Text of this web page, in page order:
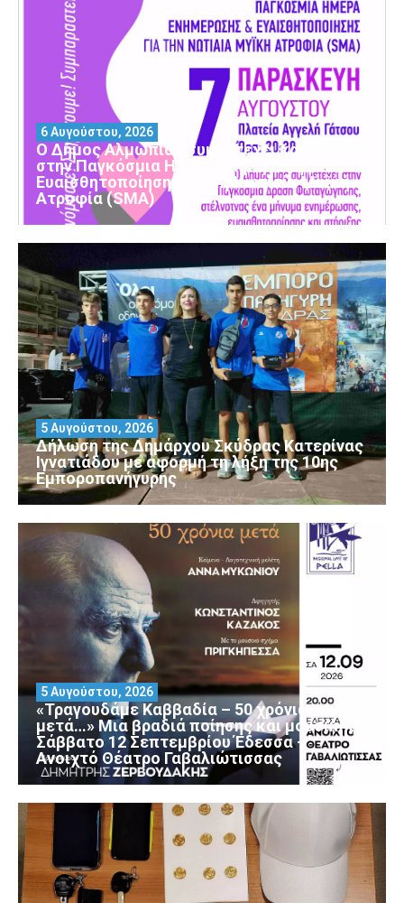
Ο Δήμος Αλμωπίας συμμετέχει και φέτος
στην Παγκόσμια Ημέρα Ενημέρωσης και
Ευαισθητοποίησης για τη Νωτιαία Μυϊκή
Ατροφία (SMA)
6 Αυγούστου, 2026
Δήλωση της Δημάρχου Σκύδρας Κατερίνας
Ιγνατιάδου με αφορμή τη λήξη της 10ης
Εμποροπανήγυρης
5 Αυγούστου, 2026
«Τραγουδάμε Καββαδία – 50 χρόνια
μετά…» Μια βραδιά ποίησης και μουσικής
Σάββατο 12 Σεπτεμβρίου Έδεσσα –
Ανοιχτό Θέατρο Γαβαλιώτισσας
5 Αυγούστου, 2026